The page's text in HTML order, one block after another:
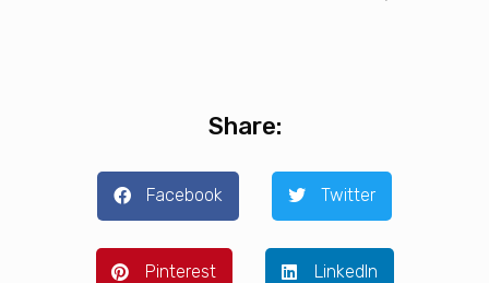
Share:
Facebook Twitter
Pinterest LinkedIn